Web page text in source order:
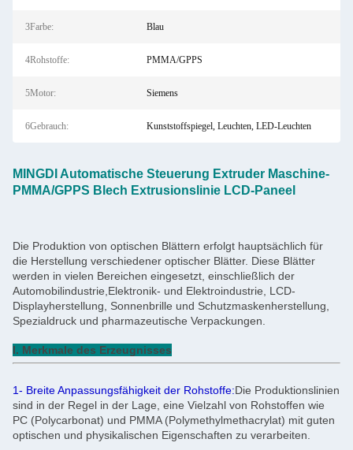
3Farbe: Blau
4Rohstoffe: PMMA/GPPS
5Motor: Siemens
6Gebrauch: Kunststoffspiegel, Leuchten, LED-Leuchten
MINGDI Automatische Steuerung Extruder Maschine-
PMMA/GPPS Blech Extrusionslinie LCD-Paneel
Die Produktion von optischen Blättern erfolgt hauptsächlich für
die Herstellung verschiedener optischer Blätter. Diese Blätter
werden in vielen Bereichen eingesetzt, einschließlich der
Automobilindustrie,Elektronik- und Elektroindustrie, LCD-
Displayherstellung, Sonnenbrille und Schutzmaskenherstellung,
Spezialdruck und pharmazeutische Verpackungen.
I. Merkmale des Erzeugnisses
1- Breite Anpassungsfähigkeit der Rohstoffe:Die Produktionslinien
sind in der Regel in der Lage, eine Vielzahl von Rohstoffen wie
PC (Polycarbonat) und PMMA (Polymethylmethacrylat) mit guten
optischen und physikalischen Eigenschaften zu verarbeiten.